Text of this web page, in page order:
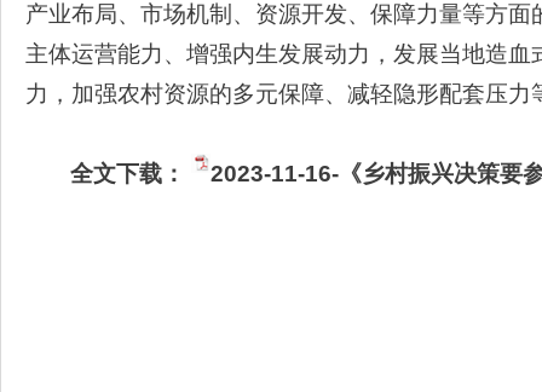
产业布局、市场机制、资源开发、保障力量等方
主体运营能力、增强内生发展动力，发展当地造
力，加强农村资源的多元保障、减轻隐形配套压力
全文下载： 2023-11-16-《乡村振兴决策要